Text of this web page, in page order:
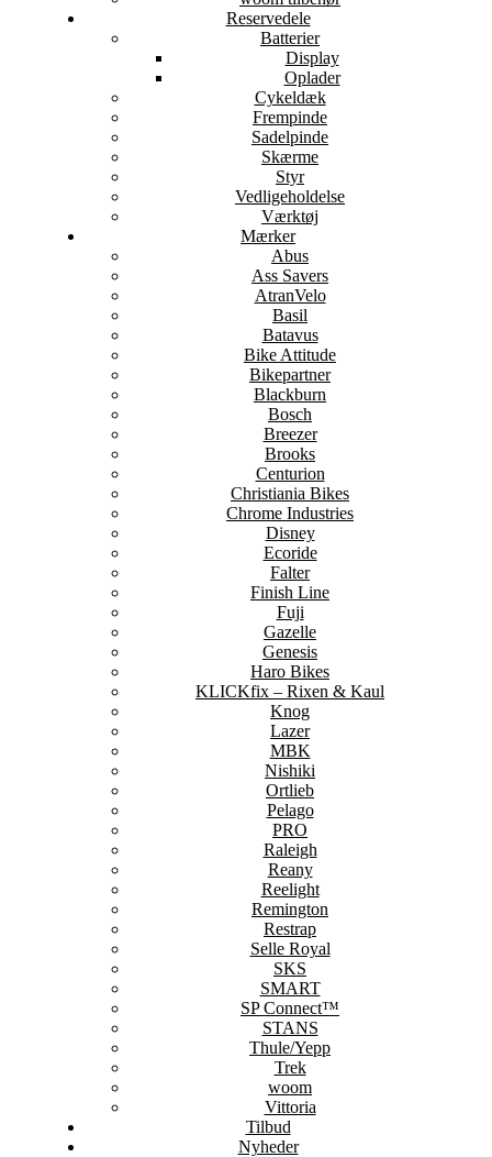
Reservedele
Batterier
Display
Oplader
Cykeldæk
Frempinde
Sadelpinde
Skærme
Styr
Vedligeholdelse
Værktøj
Mærker
Abus
Ass Savers
AtranVelo
Basil
Batavus
Bike Attitude
Bikepartner
Blackburn
Bosch
Breezer
Brooks
Centurion
Christiania Bikes
Chrome Industries
Disney
Ecoride
Falter
Finish Line
Fuji
Gazelle
Genesis
Haro Bikes
KLICKfix – Rixen & Kaul
Knog
Lazer
MBK
Nishiki
Ortlieb
Pelago
PRO
Raleigh
Reany
Reelight
Remington
Restrap
Selle Royal
SKS
SMART
SP Connect™
STANS
Thule/Yepp
Trek
woom
Vittoria
Tilbud
Nyheder